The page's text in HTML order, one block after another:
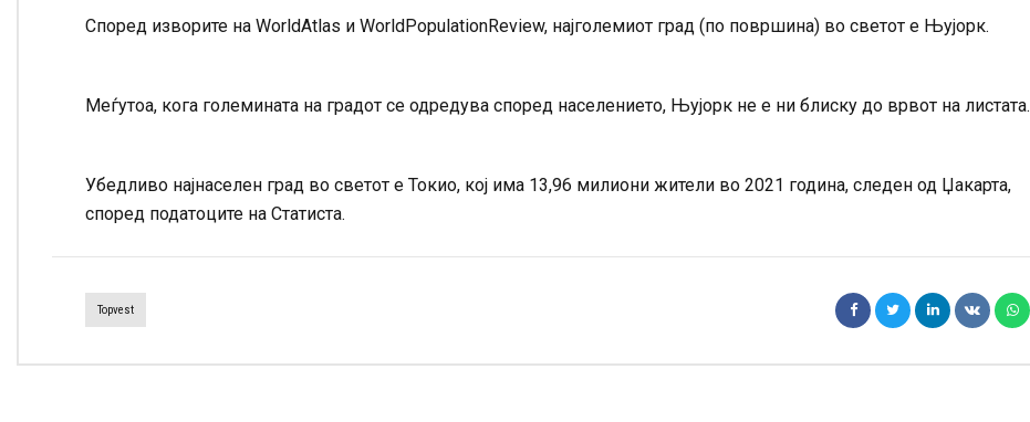
Според изворите на WorldAtlas и WorldPopulationReview, најголемиот град (по површина) во светот е Њујорк.
Меѓутоа, кога големината на градот се одредува според населението, Њујорк не е ни блиску до врвот на листата.
Убедливо најнаселен град во светот е Токио, кој има 13,96 милиони жители во 2021 година, следен од Џакарта,
според податоците на Статиста.
Topvest